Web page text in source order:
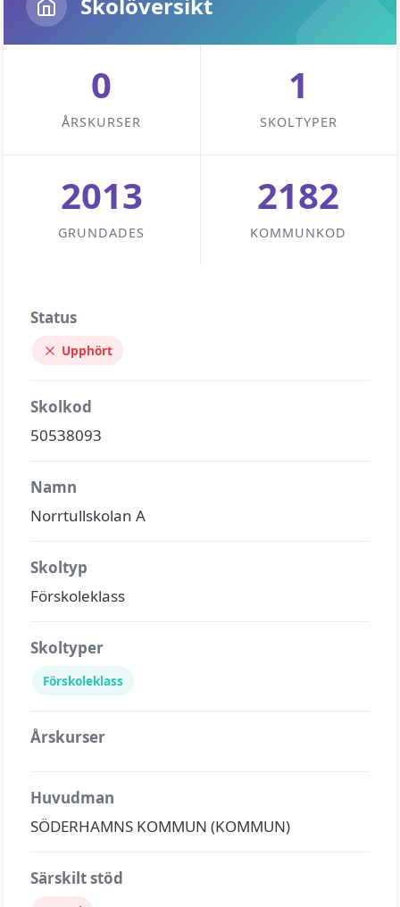
0
ÅRSKURSER
1
SKOLTYPER
2013
GRUNDADES
2182
KOMMUNKOD
Status
Upphört
Skolkod
50538093
Namn
Norrtullskolan A
Skoltyp
Förskoleklass
Skoltyper
Förskoleklass
Årskurser
Huvudman
SÖDERHAMNS KOMMUN (KOMMUN)
Särskilt stöd